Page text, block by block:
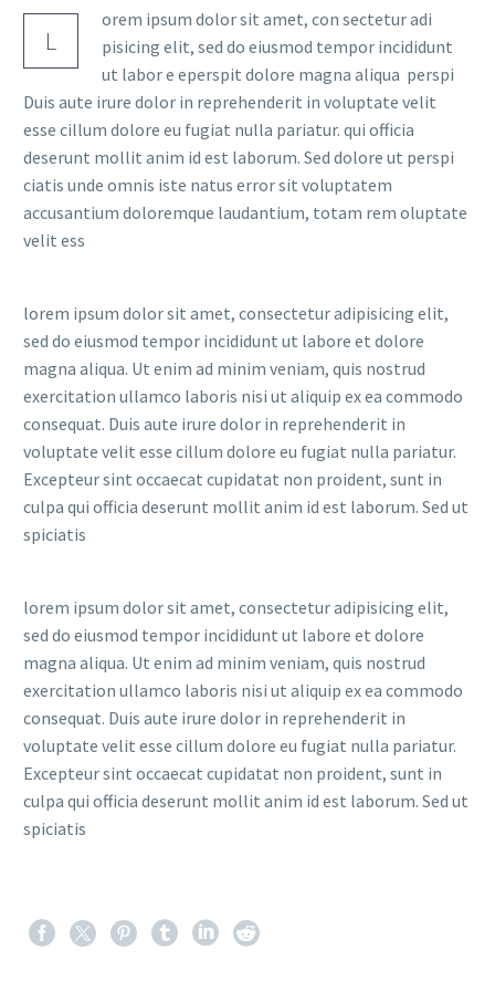
L
orem ipsum dolor sit amet, con sectetur adi
pisicing elit, sed do eiusmod tempor incididunt
ut labor e eperspit dolore magna aliqua perspi
Duis aute irure dolor in reprehenderit in voluptate velit
esse cillum dolore eu fugiat nulla pariatur. qui officia
deserunt mollit anim id est laborum. Sed dolore ut perspi
ciatis unde omnis iste natus error sit voluptatem
accusantium doloremque laudantium, totam rem oluptate
velit ess
lorem ipsum dolor sit amet, consectetur adipisicing elit,
sed do eiusmod tempor incididunt ut labore et dolore
magna aliqua. Ut enim ad minim veniam, quis nostrud
exercitation ullamco laboris nisi ut aliquip ex ea commodo
consequat. Duis aute irure dolor in reprehenderit in
voluptate velit esse cillum dolore eu fugiat nulla pariatur.
Excepteur sint occaecat cupidatat non proident, sunt in
culpa qui officia deserunt mollit anim id est laborum. Sed ut
spiciatis
lorem ipsum dolor sit amet, consectetur adipisicing elit,
sed do eiusmod tempor incididunt ut labore et dolore
magna aliqua. Ut enim ad minim veniam, quis nostrud
exercitation ullamco laboris nisi ut aliquip ex ea commodo
consequat. Duis aute irure dolor in reprehenderit in
voluptate velit esse cillum dolore eu fugiat nulla pariatur.
Excepteur sint occaecat cupidatat non proident, sunt in
culpa qui officia deserunt mollit anim id est laborum. Sed ut
spiciatis